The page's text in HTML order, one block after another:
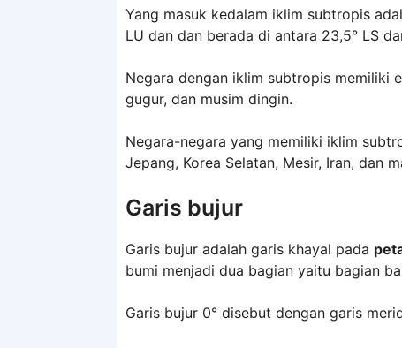
Yang masuk kedalam iklim subtropis
LU dan dan berada di antara 23,5° LS
Negara dengan iklim subtropis memiliki
gugur, dan musim dingin.
Negara-negara yang memiliki iklim
Jepang, Korea Selatan, Mesir, Iran, dan
Garis bujur
Garis bujur adalah garis khayal pada
bumi menjadi dua bagian yaitu bagian
Garis bujur 0° disebut dengan garis